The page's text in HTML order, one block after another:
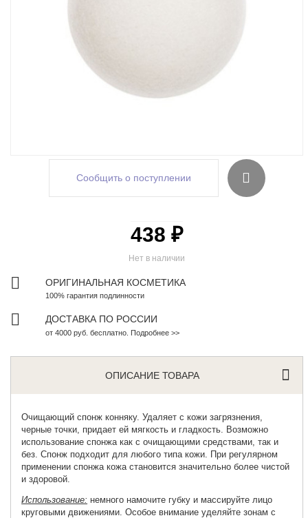
Сообщить о поступлении
Нет в наличии
438 ₽
ОРИГИНАЛЬНАЯ КОСМЕТИКА
100% гарантия подлинности
ДОСТАВКА ПО РОССИИ
от 4000 руб. бесплатно. Подробнее >>
ОПИСАНИЕ ТОВАРА
Очищающий спонж конняку. Удаляет с кожи загрязнения,
черные точки, придает ей мягкость и гладкость. Возможно
использование спонжа как с очищающими средствами, так и
без. Спонж подходит для любого типа кожи. При регулярном
применении спонжа кожа становится значительно более чистой
и здоровой.
Использование: немного намочите губку и массируйте лицо
круговыми движениями. Особое внимание уделяйте зонам с